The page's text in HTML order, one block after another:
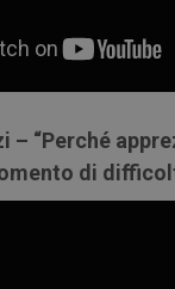
– “Perché
di